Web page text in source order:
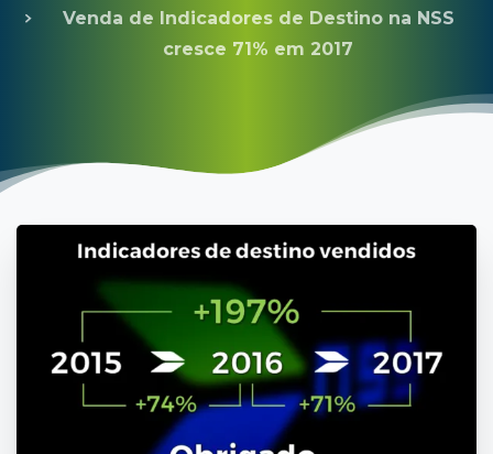
Venda de Indicadores de Destino na NSS
cresce 71% em 2017